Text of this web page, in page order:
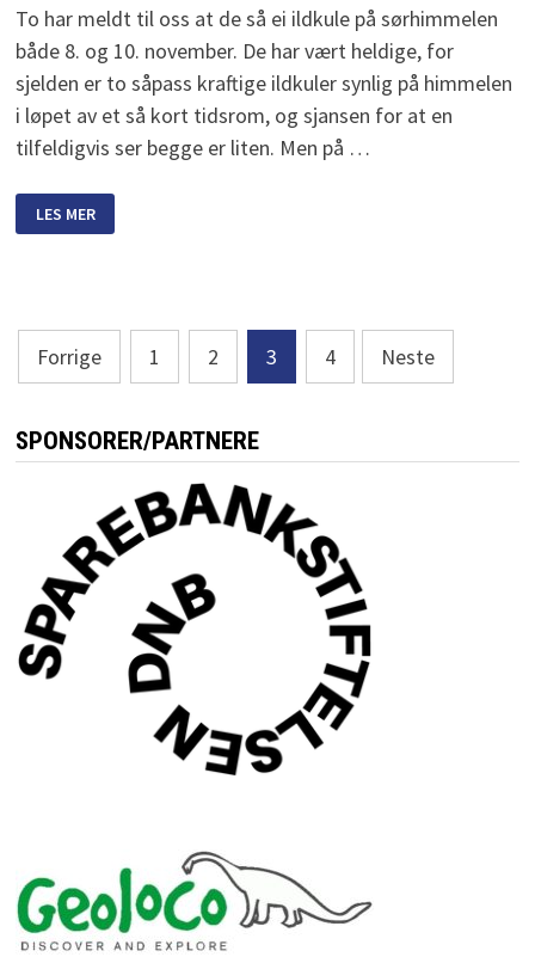
To har meldt til oss at de så ei ildkule på sørhimmelen
både 8. og 10. november. De har vært heldige, for
sjelden er to såpass kraftige ildkuler synlig på himmelen
i løpet av et så kort tidsrom, og sjansen for at en
tilfeldigvis ser begge er liten. Men på …
TAURIDENE
LES MER
Sidepaginering
Forrige 1 2 3 4 Neste
SPONSORER/PARTNERE